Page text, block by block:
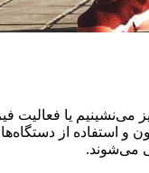
یا فعالیت
و استفاده از
می‌شوند.